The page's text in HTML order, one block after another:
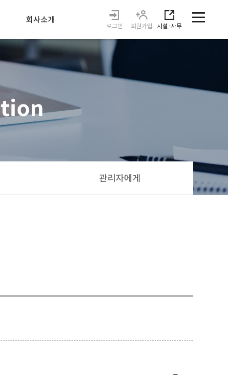
회사소개
인사말
운영시스템
오시는길
로그인 회원가입 시설·사무
관리자에게